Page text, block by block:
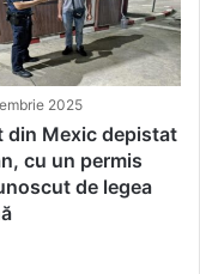
2025
din Mexic depistat
cu un permis
de legea